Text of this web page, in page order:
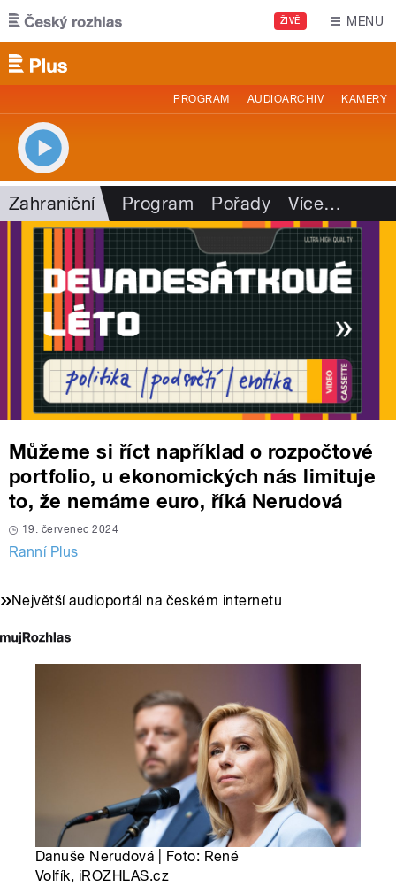
Přejít k hlavnímu obsahu
ŽIVĚ MENU
PROGRAM AUDIOARCHIV KAMERY
Zahraniční Program Pořady Více…
Můžeme si říct například o rozpočtové
portfolio, u ekonomických nás limituje
to, že nemáme euro, říká Nerudová
19. červenec 2024
Ranní Plus
Největší audioportál na českém internetu
Danuše Nerudová | Foto: René
Volfík, iROZHLAS.cz